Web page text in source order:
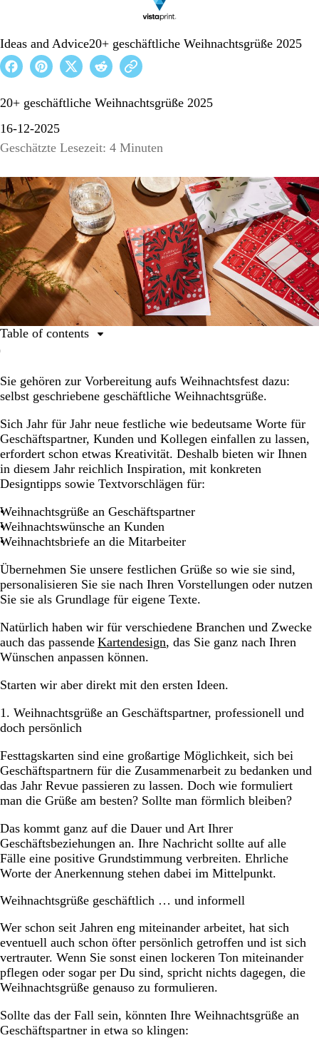
Ideas and Advice20+ geschäftliche Weihnachtsgrüße 2025
20+ geschäftliche Weihnachtsgrüße 2025
16-12-2025
Geschätzte Lesezeit: 4 Minuten
Sie gehören zur Vorbereitung aufs Weihnachtsfest dazu:
selbst geschriebene geschäftliche Weihnachtsgrüße.
Sich Jahr für Jahr neue festliche wie bedeutsame Worte für
Geschäftspartner, Kunden und Kollegen einfallen zu lassen,
erfordert schon etwas Kreativität. Deshalb bieten wir Ihnen
in diesem Jahr reichlich Inspiration, mit konkreten
Designtipps sowie Textvorschlägen für:
Weihnachtsgrüße an Geschäftspartner
Weihnachtswünsche an Kunden
Weihnachtsbriefe an die Mitarbeiter
Übernehmen Sie unsere festlichen Grüße so wie sie sind,
personalisieren Sie sie nach Ihren Vorstellungen oder nutzen
Sie sie als Grundlage für eigene Texte.
Natürlich haben wir für verschiedene Branchen und Zwecke
auch das passende Kartendesign, das Sie ganz nach Ihren
Wünschen anpassen können.
Starten wir aber direkt mit den ersten Ideen.
1. Weihnachtsgrüße an Geschäftspartner, professionell und
doch persönlich
Festtagskarten sind eine großartige Möglichkeit, sich bei
Geschäftspartnern für die Zusammenarbeit zu bedanken und
das Jahr Revue passieren zu lassen. Doch wie formuliert
man die Grüße am besten? Sollte man förmlich bleiben?
Das kommt ganz auf die Dauer und Art Ihrer
Geschäftsbeziehungen an. Ihre Nachricht sollte auf alle
Fälle eine positive Grundstimmung verbreiten. Ehrliche
Worte der Anerkennung stehen dabei im Mittelpunkt.
Weihnachtsgrüße geschäftlich … und informell
Wer schon seit Jahren eng miteinander arbeitet, hat sich
eventuell auch schon öfter persönlich getroffen und ist sich
vertrauter. Wenn Sie sonst einen lockeren Ton miteinander
pflegen oder sogar per Du sind, spricht nichts dagegen, die
Weihnachtsgrüße genauso zu formulieren.
Sollte das der Fall sein, könnten Ihre Weihnachtsgrüße an
Geschäftspartner in etwa so klingen:
Table of contents
und doch persönlich
Weihnachtswünsche an Kunden: So stärken Sie die
Weihnachtswünsche und Textideen für Mitarbeiter und
Angestellte
Persönlicher Text für Firmen-Weihnachtskarten
Weihnachtsgrüße geschäftlich mal anders: Textvorlagen
für kreative und ausgefallene Texte
Firma
So gelingen die Texte Ihrer geschäftlichen